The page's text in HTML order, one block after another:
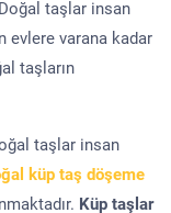
taşlar insan
evlere varana kadar
taşların
taşlar insan
küp taş döşeme
Küp taşlar